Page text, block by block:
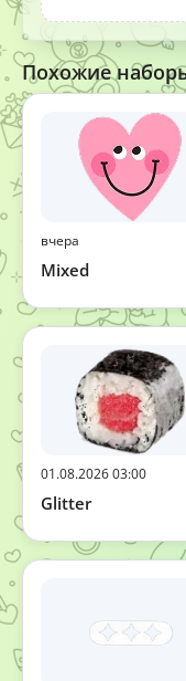
Похожие
вчера
Mixed
01.08.2026 03:00
Glitter